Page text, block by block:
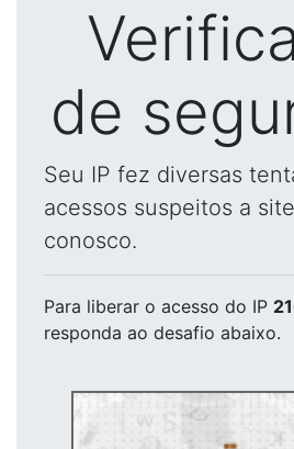
de
Seu IP fez diversas
acessos suspeitos a
conosco.
Para liberar o acesso do IP
responda ao desafio abaixo.